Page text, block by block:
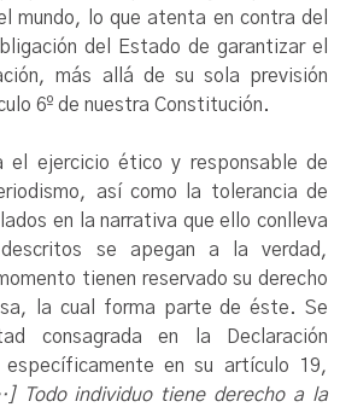
mundo, lo que atenta en contra del
del Estado de garantizar el
más allá de su sola previsión
6º de nuestra Constitución.
el ejercicio ético y responsable de
así como la tolerancia de
en la narrativa que ello conlleva
se apegan a la verdad,
tienen reservado su derecho
la cual forma parte de éste. Se
consagrada en la Declaración
específicamente en su artículo 19,
Todo individuo tiene derecho a la